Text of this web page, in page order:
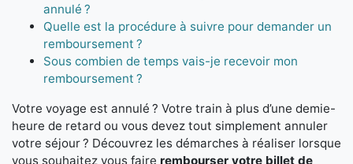
annulé ?
Quelle est la procédure à suivre pour demander un
remboursement ?
Sous combien de temps vais-je recevoir mon
remboursement ?
Votre voyage est annulé ? Votre train à plus d’une demie-
heure de retard ou vous devez tout simplement annuler
votre séjour ? Découvrez les démarches à réaliser lorsque
vous souhaitez vous faire rembourser votre billet de